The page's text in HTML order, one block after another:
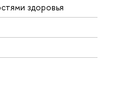
здоровья